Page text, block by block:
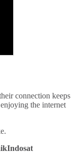
connection keeps
the internet